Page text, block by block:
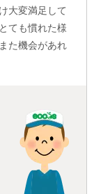
大変満足して
ても慣れた様
た機会があれ